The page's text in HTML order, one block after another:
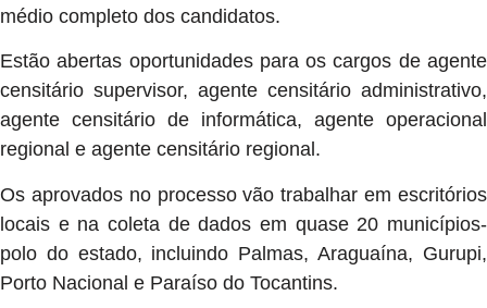
médio completo dos candidatos.
Estão abertas oportunidades para os cargos de agente
censitário supervisor, agente censitário administrativo,
agente censitário de informática, agente operacional
regional e agente censitário regional.
Os aprovados no processo vão trabalhar em escritórios
locais e na coleta de dados em quase 20 municípios-
polo do estado, incluindo Palmas, Araguaína, Gurupi,
Porto Nacional e Paraíso do Tocantins.